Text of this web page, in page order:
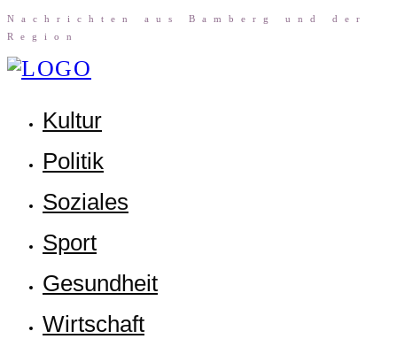
Nach­rich­ten aus Bam­berg und der
Region
Kul­tur
Poli­tik
Sozia­les
Sport
Gesund­heit
Wirt­schaft